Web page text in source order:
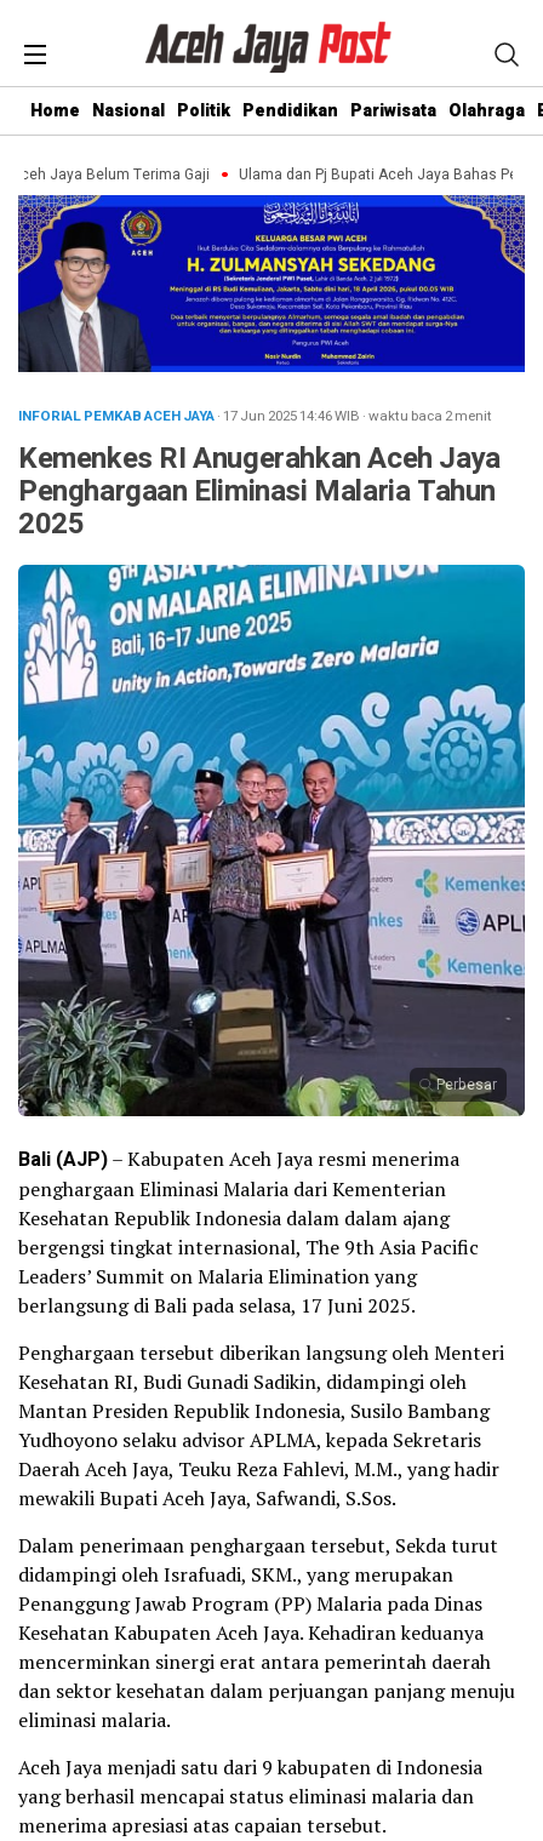
Home Nasional Politik Pendidikan Pariwisata Olahraga
Jaya Belum Terima Gaji Ulama dan Pj Bupati Aceh Jaya Bahas Penguatan
INFORIAL PEMKAB ACEH JAYA· 17 Jun 202514:46WIB ·waktu baca 2 menit
Kemenkes RI Anugerahkan Aceh Jaya
Penghargaan Eliminasi Malaria Tahun
2025
Perbesar
Bali (AJP)– Kabupaten Aceh Jaya resmi menerima
penghargaan Eliminasi Malaria dari Kementerian
Kesehatan Republik Indonesia dalam dalam ajang
bergengsi tingkat internasional, The 9th Asia Pacific
Leaders’ Summit on Malaria Elimination yang
berlangsung di Bali pada selasa, 17 Juni 2025.
Penghargaan tersebut diberikan langsung oleh Menteri
Kesehatan RI, Budi Gunadi Sadikin, didampingi oleh
Mantan Presiden Republik Indonesia, Susilo Bambang
Yudhoyono selaku advisor APLMA, kepada Sekretaris
Daerah Aceh Jaya, Teuku Reza Fahlevi, M.M., yang hadir
mewakili Bupati Aceh Jaya, Safwandi, S.Sos.
Dalam penerimaan penghargaan tersebut, Sekda turut
didampingi oleh Israfuadi, SKM., yang merupakan
Penanggung Jawab Program (PP) Malaria pada Dinas
Kesehatan Kabupaten Aceh Jaya. Kehadiran keduanya
mencerminkan sinergi erat antara pemerintah daerah
dan sektor kesehatan dalam perjuangan panjang menuju
eliminasi malaria.
Aceh Jaya menjadi satu dari 9 kabupaten di Indonesia
yang berhasil mencapai status eliminasi malaria dan
menerima apresiasi atas capaian tersebut.